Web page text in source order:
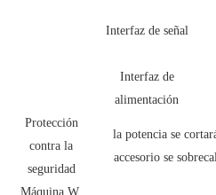
Interfaz de señal
Interfaz de
alimentación
Protección
contra la
seguridad
la potencia se
accesorio se
Máquina W.